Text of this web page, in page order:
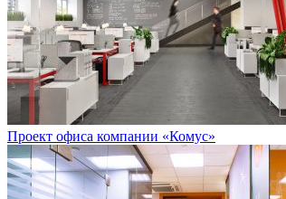
Проект офиса компании «Комус»